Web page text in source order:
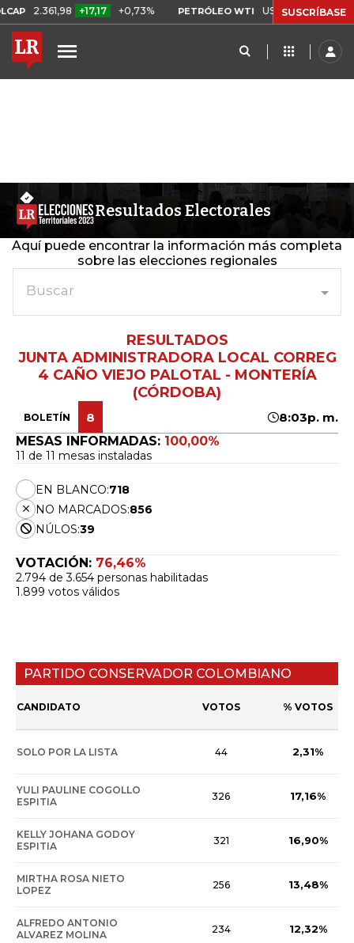
2.361,98 +17,17 +0,73% PETRÓLEO WTI US$ 75,09 -US$
SUSCRÍBASE
Resultados Electorales
Aquí puede encontrar la información más completa
sobre las elecciones regionales
Buscar
RESULTADOS
JUNTA ADMINISTRADORA LOCAL CORREG
4 CAÑO VIEJO PALOTAL - MONTERÍA
(CÓRDOBA)
BOLETÍN 8
8:03p. m.
MESAS INFORMADAS: 100,00%
11 de 11 mesas instaladas
EN BLANCO:718
NO MARCADOS:856
NÚLOS:39
VOTACIÓN: 76,46%
2.794 de 3.654 personas habilitadas
1.899 votos válidos
PARTIDO CONSERVADOR COLOMBIANO
CANDIDATO VOTOS % VOTOS
SOLO POR LA LISTA 44 2,31%
YULI PAULINE COGOLLO
ESPITIA
326 17,16%
KELLY JOHANA GODOY
ESPITIA
321 16,90%
MIRTHA ROSA NIETO
LOPEZ
256 13,48%
ALFREDO ANTONIO
ALVAREZ MOLINA
234 12,32%